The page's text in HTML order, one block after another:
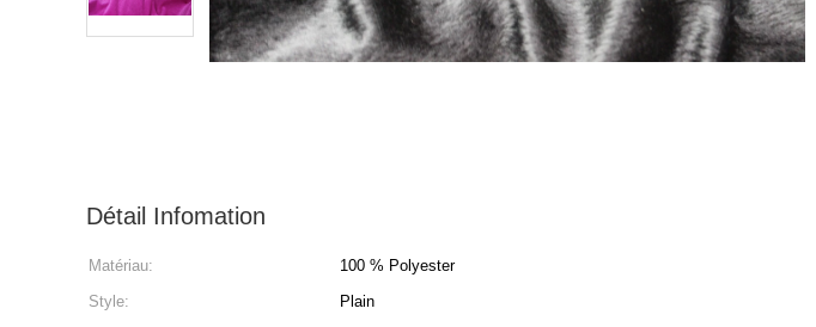
Détail Infomation
Matériau: 100 % Polyester
Style:
Plain